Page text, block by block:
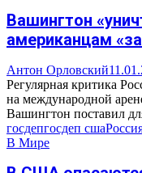
Вашингтон
американцам
Антон Орловский
Регулярная критика
на международной
Вашингтон поставил
госдепгосдеп сша
В Мире